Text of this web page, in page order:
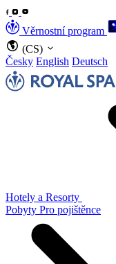
Věrnostní program
(CS)
Česky English Deutsch
Hotely a Resorty
Pobyty Pro pojištěnce